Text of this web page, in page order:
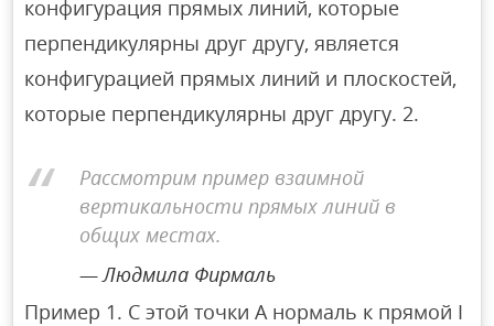
конфигурация прямых линий, которые
перпендикулярны друг другу, является
конфигурацией прямых линий и плоскостей,
которые перпендикулярны друг другу. 2.
Рассмотрим пример взаимной
вертикальности прямых линий в
общих местах.
Людмила Фирмаль
Пример 1. С этой точки A нормаль к прямой I